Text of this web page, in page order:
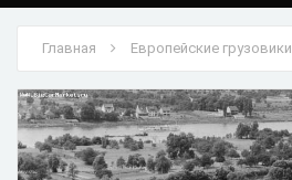
Главная Европейские грузовики